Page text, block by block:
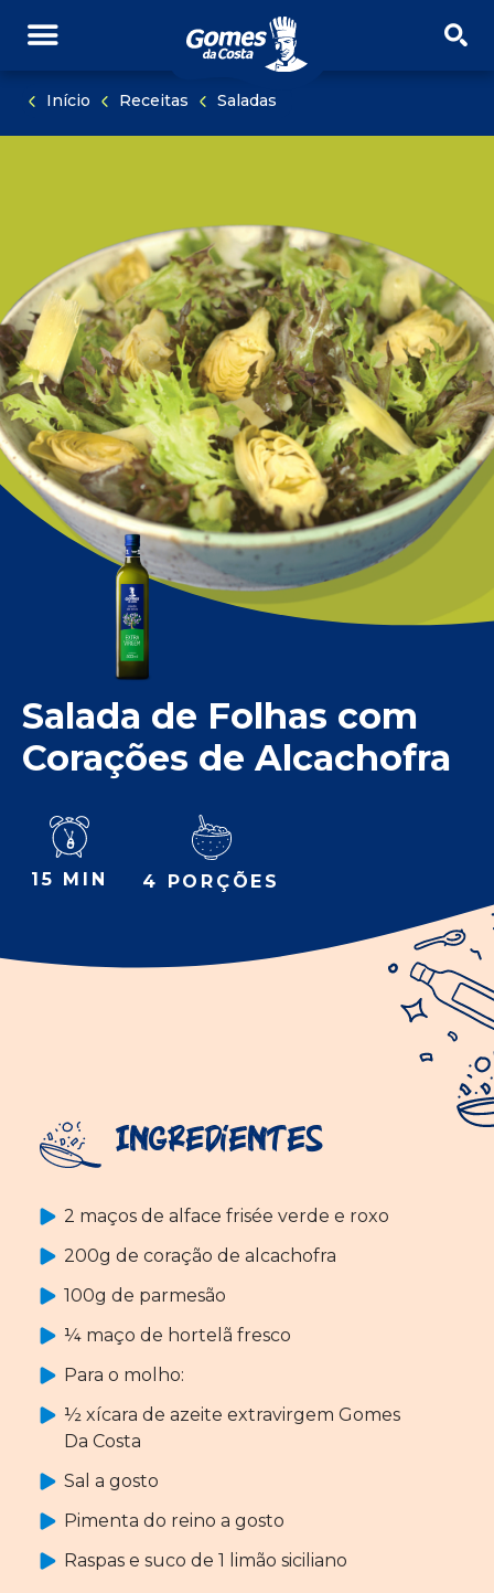
PULE PARA O CONTEÚDO
Início Receitas Saladas
Salada de Folhas com
Corações de Alcachofra
15 MIN 4 PORÇÕES
Ingredientes
2 maços de alface frisée verde e roxo
200g de coração de alcachofra
100g de parmesão
¼ maço de hortelã fresco
Para o molho:
½ xícara de azeite extravirgem Gomes
Da Costa
Sal a gosto
Pimenta do reino a gosto
Raspas e suco de 1 limão siciliano